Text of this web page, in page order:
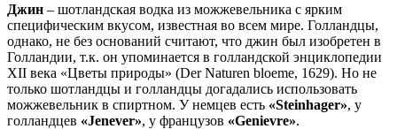
Джин – шотландская водка из можжевельника с ярким
специфическим вкусом, известная во всем мире. Голландцы,
однако, не без оснований считают, что джин был изобретен в
Голландии, т.к. он упоминается в голландской энциклопедии
XII века «Цветы природы» (Der Naturen bloeme, 1629). Но не
только шотландцы и голландцы догадались использовать
можжевельник в спиртном. У немцев есть «Steinhager», у
голландцев «Jenever», у французов «Genievre».